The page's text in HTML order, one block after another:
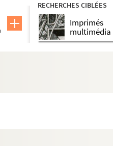
RECHERCHES CIBLÉES
Imprimés
multimédia